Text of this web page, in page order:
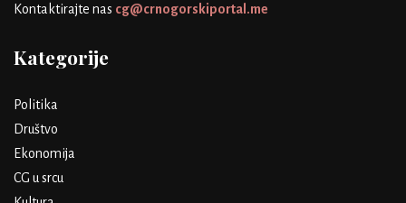
Kontaktirajte nas cg@crnogorskiportal.me
Kategorije
Politika
Društvo
Ekonomija
CG u srcu